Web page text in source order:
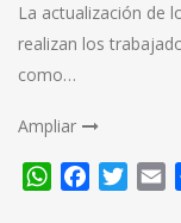
La actualización de
realizan los
como…
Ampliar
WhatsApp
Facebook